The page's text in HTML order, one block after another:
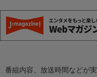
番組内容、放送時間などが